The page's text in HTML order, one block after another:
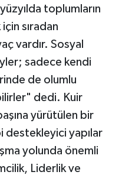
toplumların
için sıradan
vardır. Sosyal
sadece kendi
de olumlu
dedi. Kuir
yürütülen bir
destekleyici yapılar
yolunda önemli
Liderlik ve